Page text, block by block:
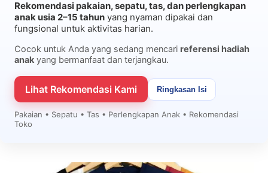
Rekomendasi pakaian, sepatu, tas, dan perlengkapan
anak usia 2–15 tahun yang nyaman dipakai dan
fungsional untuk aktivitas harian.
Cocok untuk Anda yang sedang mencari referensi hadiah
anak yang bermanfaat dan terjangkau.
Lihat Rekomendasi Kami Ringkasan Isi
Pakaian • Sepatu • Tas • Perlengkapan Anak • Rekomendasi
Toko